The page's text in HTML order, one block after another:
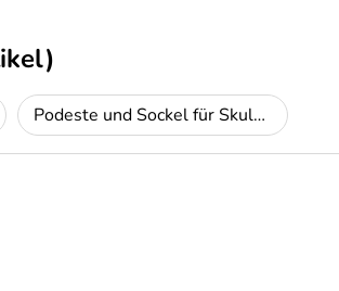
Podeste und Sockel für Skulpturen